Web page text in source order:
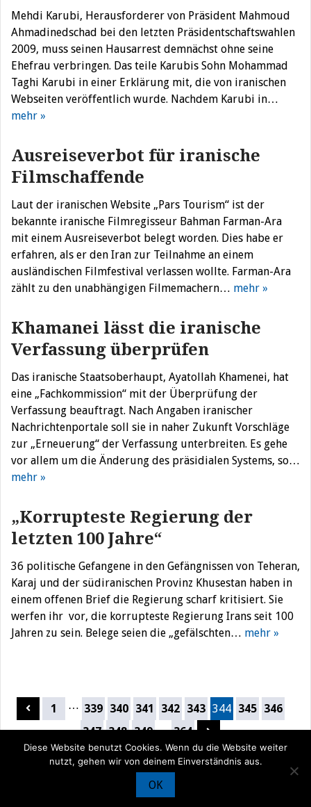
Mehdi Karubi, Herausforderer von Präsident Mahmoud
Ahmadinedschad bei den letzten Präsidentschaftswahlen
2009, muss seinen Hausarrest demnächst ohne seine
Ehefrau verbringen. Das teile Karubis Sohn Mohammad
Taghi Karubi in einer Erklärung mit, die von iranischen
Webseiten veröffentlich wurde. Nachdem Karubi in…
mehr »
Ausreiseverbot für iranische
Filmschaffende
Laut der iranischen Website „Pars Tourism“ ist der
bekannte iranische Filmregisseur Bahman Farman-Ara
mit einem Ausreiseverbot belegt worden. Dies habe er
erfahren, als er den Iran zur Teilnahme an einem
ausländischen Filmfestival verlassen wollte. Farman-Ara
zählt zu den unabhängigen Filmemachern… mehr »
Khamanei lässt die iranische
Verfassung überprüfen
Das iranische Staatsoberhaupt, Ayatollah Khamenei, hat
eine „Fachkommission“ mit der Überprüfung der
Verfassung beauftragt. Nach Angaben iranischer
Nachrichtenportale soll sie in naher Zukunft Vorschläge
zur „Erneuerung“ der Verfassung unterbreiten. Es gehe
vor allem um die Änderung des präsidialen Systems, so…
mehr »
„Korrupteste Regierung der
letzten 100 Jahre“
36 politische Gefangene in den Gefängnissen von Teheran,
Karaj und der südiranischen Provinz Khusestan haben in
einem offenen Brief die Regierung scharf kritisiert. Sie
werfen ihr vor, die korrupteste Regierung Irans seit 100
Jahren zu sein. Belege seien die „gefälschten… mehr »
Seitennummerierung
der
Beiträge
1 … 339 340 341 342 343 344 345
346
347 348 349 … 364
Förderung|
Diese Website benutzt Cookies. Wenn du die Website weiter
nutzt, gehen wir von deinem Einverständnis aus.
OK